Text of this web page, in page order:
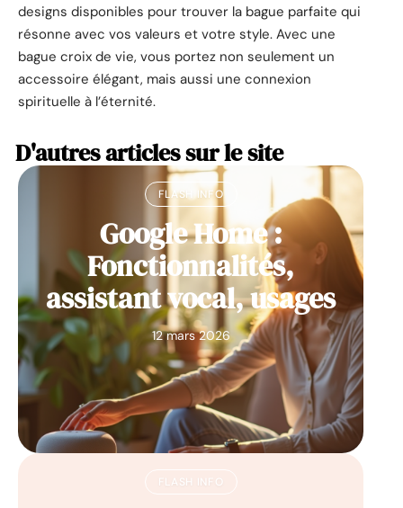
designs disponibles pour trouver la bague parfaite qui
résonne avec vos valeurs et votre style. Avec une
bague croix de vie, vous portez non seulement un
accessoire élégant, mais aussi une connexion
spirituelle à l’éternité.
D'autres articles sur le site
FLASH INFO
Google Home :
Fonctionnalités,
assistant vocal, usages
12 mars 2026
FLASH INFO